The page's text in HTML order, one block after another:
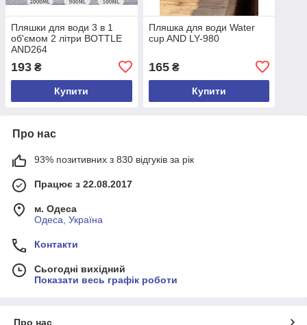
Пляшки для води 3 в 1
об'ємом 2 літри BOTTLE
AND264
193 ₴
Купити
Пляшка для води Water
cup AND LY-980
165₴
Купити
Про нас
93% позитивних з 830 відгуків за рік
Працює з 22.08.2017
м. Одеса
Одеса, Україна
Контакти
Сьогодні вихідний
Показати весь графік роботи
Про нас